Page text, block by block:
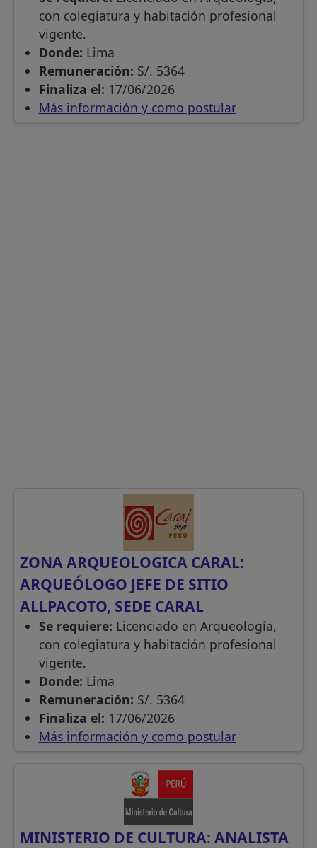
con colegiatura y habitación profesional
vigente.
Donde: Lima
Remuneración: S/. 5364
Finaliza el: 17/06/2026
Más información y como postular
ZONA ARQUEOLOGICA CARAL:
ARQUEÓLOGO JEFE DE SITIO
ALLPACOTO, SEDE CARAL
Se requiere: Licenciado en Arqueología,
con colegiatura y habitación profesional
vigente.
Donde: Lima
Remuneración: S/. 5364
Finaliza el: 17/06/2026
Más información y como postular
MINISTERIO DE CULTURA: ANALISTA